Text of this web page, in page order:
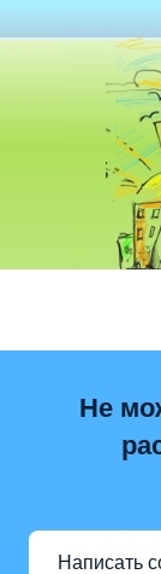
Не
Написать